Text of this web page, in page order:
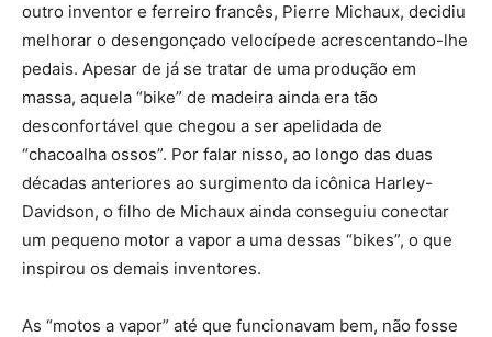
outro inventor e ferreiro francês, Pierre Michaux, decidiu
melhorar o desengonçado velocípede acrescentando-lhe
pedais. Apesar de já se tratar de uma produção em
massa, aquela “bike” de madeira ainda era tão
desconfortável que chegou a ser apelidada de
“chacoalha ossos”. Por falar nisso, ao longo das duas
décadas anteriores ao surgimento da icônica Harley-
Davidson, o filho de Michaux ainda conseguiu conectar
um pequeno motor a vapor a uma dessas “bikes”, o que
inspirou os demais inventores.
As “motos a vapor” até que funcionavam bem, não fosse